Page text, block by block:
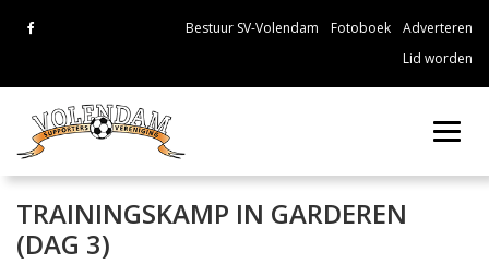
Bestuur SV-Volendam Fotoboek
Adverteren
Lid worden
TRAININGSKAMP IN GARDEREN
(DAG 3)